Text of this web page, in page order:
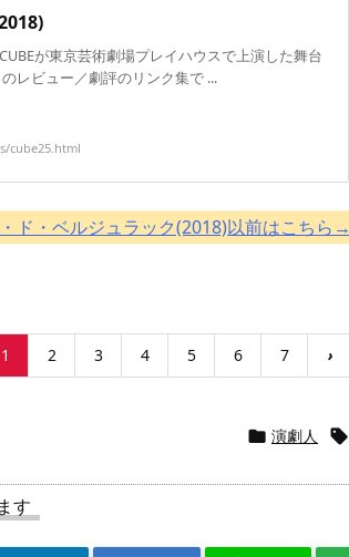
が東京芸術劇場プレイハウスで上演した舞台
のレビュー／劇評のリンク集で ...
cube25.html
ド・ベルジュラック(2018)以前はこちら→
1 2 3 4 5 6 7 ›
 演劇人 
す